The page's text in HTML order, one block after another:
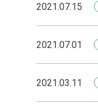
2021.07.15
2021.07.01
2021.03.11